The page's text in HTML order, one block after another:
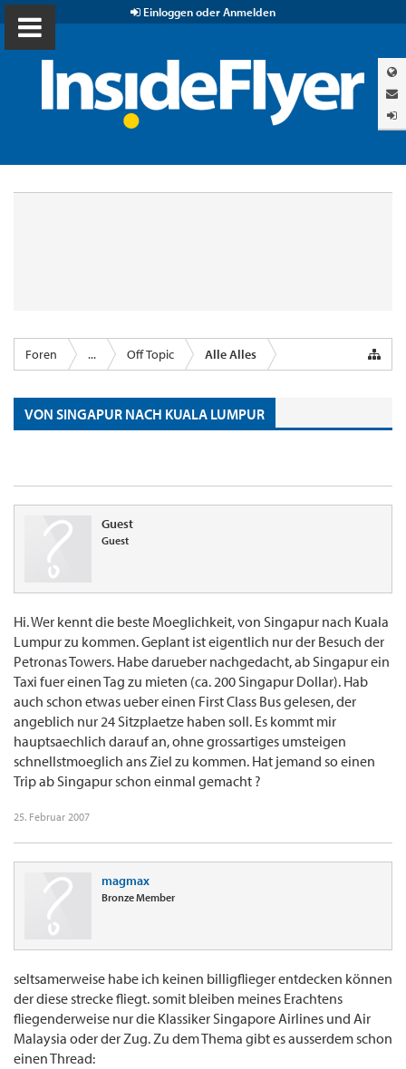
Einloggen oder Anmelden
Foren ... Off Topic Alle Alles
VON SINGAPUR NACH KUALA LUMPUR
Guest
Guest
Hi. Wer kennt die beste Moeglichkeit, von Singapur nach Kuala
Lumpur zu kommen. Geplant ist eigentlich nur der Besuch der
Petronas Towers. Habe darueber nachgedacht, ab Singapur ein
Taxi fuer einen Tag zu mieten (ca. 200 Singapur Dollar). Hab
auch schon etwas ueber einen First Class Bus gelesen, der
angeblich nur 24 Sitzplaetze haben soll. Es kommt mir
hauptsaechlich darauf an, ohne grossartiges umsteigen
schnellstmoeglich ans Ziel zu kommen. Hat jemand so einen
Trip ab Singapur schon einmal gemacht ?
25. Februar 2007
magmax
Bronze Member
seltsamerweise habe ich keinen billigflieger entdecken können
der diese strecke fliegt. somit bleiben meines Erachtens
fliegenderweise nur die Klassiker Singapore Airlines und Air
Malaysia oder der Zug. Zu dem Thema gibt es ausserdem schon
einen Thread: